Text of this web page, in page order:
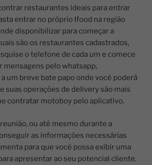
restaurantes ideais para entrar
entrar no próprio Ifood na região
disponibilizar para começar a
são os restaurantes cadastrados,
o telefone de cada um e comece
mensagens pelo whatsapp,
um breve bate papo onde você poderá
suas operações de delivery são mais
contratar motoboy pelo aplicativo.
ou até mesmo durante a
as informações necessárias
para que você possa exibir uma
apresentar ao seu potencial cliente.